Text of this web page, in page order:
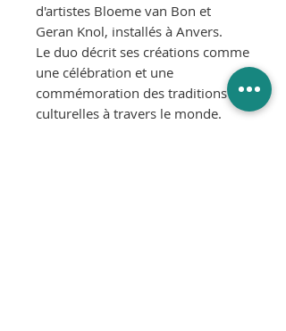
d'artistes Bloeme van Bon et
Geran Knol, installés à Anvers.
Le duo décrit ses créations comme
une célébration et une
commémoration des traditions
culturelles à travers le monde.